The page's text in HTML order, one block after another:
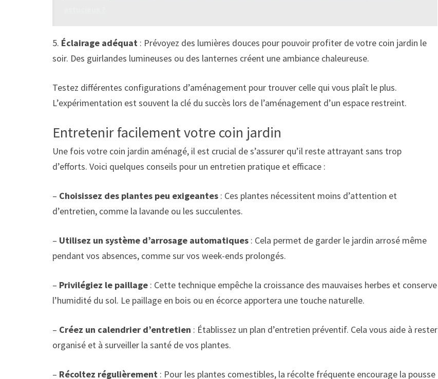
5. Éclairage adéquat : Prévoyez des lumières douces pour pouvoir profiter de votre coin jardin le
soir. Des guirlandes lumineuses ou des lanternes créent une ambiance chaleureuse.
Testez différentes configurations d’aménagement pour trouver celle qui vous plaît le plus.
L’expérimentation est souvent la clé du succès lors de l’aménagement d’un espace restreint.
Entretenir facilement votre coin jardin
Une fois votre coin jardin aménagé, il est crucial de s’assurer qu’il reste attrayant sans trop
d’efforts. Voici quelques conseils pour un entretien pratique et efficace :
– Choisissez des plantes peu exigeantes : Ces plantes nécessitent moins d’attention et
d’entretien, comme la lavande ou les succulentes.
– Utilisez un système d’arrosage automatiques : Cela permet de garder le jardin arrosé même
pendant vos absences, comme sur vos week-ends prolongés.
– Privilégiez le paillage : Cette technique empêche la croissance des mauvaises herbes et conserve
l’humidité du sol. Le paillage en bois ou en écorce apportera une touche naturelle.
– Créez un calendrier d’entretien : Établissez un plan d’entretien préventif. Cela vous aide à rester
organisé et à surveiller la santé de vos plantes.
– Récoltez régulièrement : Pour les plantes comestibles, la récolte fréquente encourage la pousse